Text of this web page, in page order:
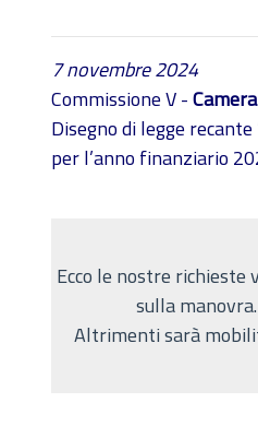
7 novembre 2024
Commissione V -
Disegno di legge
per l’anno finanziario
Ecco le nostre richieste
sulla manovra.
Altrimenti sarà